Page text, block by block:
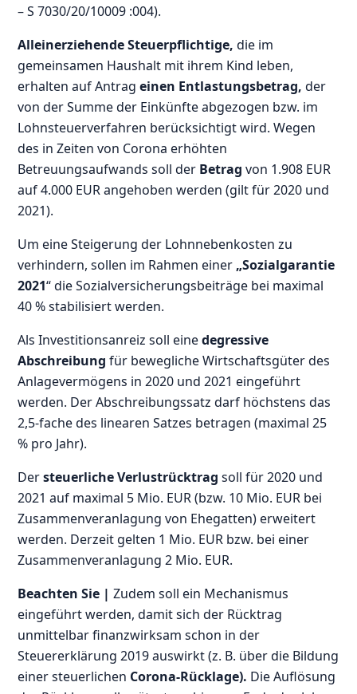
– S 7030/20/10009 :004).
Alleinerziehende Steuerpflichtige, die im
gemeinsamen Haushalt mit ihrem Kind leben,
erhalten auf Antrageinen Entlastungsbetrag, der
von der Summe der Einkünfte abgezogen bzw. im
Lohnsteuerverfahren berücksichtigt wird. Wegen
des in Zeiten von Corona erhöhten
Betreuungsaufwands soll der Betrag von 1.908 EUR
auf 4.000 EUR angehoben werden (gilt für 2020 und
2021).
Um eine Steigerung der Lohnnebenkosten zu
verhindern, sollen im Rahmen einer „Sozialgarantie
2021“ die Sozialversicherungsbeiträge bei maximal
40 % stabilisiert werden.
Als Investitionsanreiz soll einedegressive
Abschreibung für bewegliche Wirtschaftsgüter des
Anlagevermögens in 2020 und 2021 eingeführt
werden. Der Abschreibungssatz darf höchstens das
2,5-fache des linearen Satzes betragen (maximal 25
% pro Jahr).
Dersteuerliche Verlustrücktrag soll für 2020 und
2021 auf maximal 5 Mio. EUR (bzw. 10 Mio. EUR bei
Zusammenveranlagung von Ehegatten) erweitert
werden. Derzeit gelten 1 Mio. EUR bzw. bei einer
Zusammenveranlagung 2 Mio. EUR.
Beachten Sie |Zudem soll ein Mechanismus
eingeführt werden, damit sich der Rücktrag
unmittelbar finanzwirksam schon in der
Steuererklärung 2019 auswirkt (z. B. über die Bildung
einer steuerlichen Corona-Rücklage). Die Auflösung